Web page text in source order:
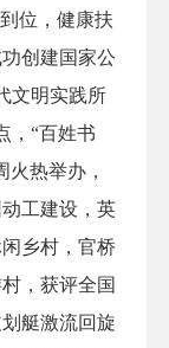
位，健康扶
创建国家公
文明实践所
，“百姓书
火热举办，
工建设，英
乡村，官桥
，获评全国
艇激流回旋